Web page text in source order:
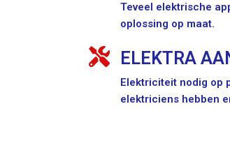
Teveel elektrische
oplossing op maat.
ELEKTRA
Elektriciteit nodig op
elektriciens hebben